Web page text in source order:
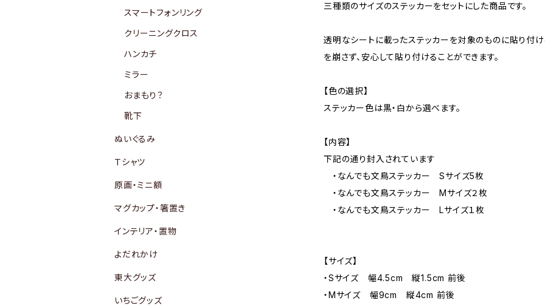
三種類のサイズのステッカーをセットにした商品です。
透明なシートに載ったステッカーを対象のものに貼り付
を崩さず、安心して貼り付けることができます。
【色の選択】
ステッカー色は黒・白から選べます。
【内容】
下記の通り封入されています
・なんでも文鳥ステッカー Sサイズ5枚
・なんでも文鳥ステッカー Mサイズ２枚
・なんでも文鳥ステッカー Lサイズ１枚
【サイズ】
・Sサイズ 幅4.5cm 縦1.5cm 前後
・Mサイズ 幅9cm 縦4cm 前後
スマートフォンリング
クリーニングクロス
ハンカチ
ミラー
おまもり？
靴下
ぬいぐるみ
Ｔシャツ
原画・ミニ額
マグカップ・箸置き
インテリア・置物
よだれかけ
東大グッズ
いちごグッズ